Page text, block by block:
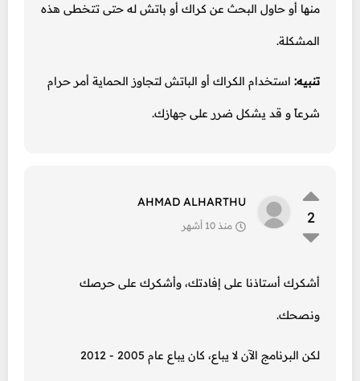
منها أو حاول البحث عن كراك أو باتش له حتى تتخطى هذه
المشكلة.
تنبيه: استخدام الكراك أو الباتش لتجاوز الحماية أمر حرام
شرعاً و قد يشكل ضرر على جهازك.
2
AHMAD ALHARTHU
منذ 10 أشهر
أشكرك أستاذنا على إفادتك، وأشكرك على حرصك
ونصحك.
لكن البرنامج الآن لا يباع، كان يباع عام 2005 - 2012